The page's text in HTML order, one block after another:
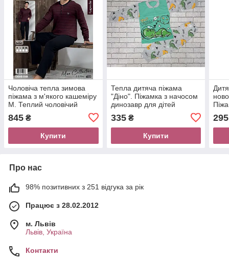
Чоловіча тепла зимова
піжама з м'якого кашеміру
М. Теплий чоловічий
845 ₴
Купити
Тепла дитяча піжама
"Діно". Піжамка з начосом
динозавр для дітей
335₴
Купити
295
Про нас
98% позитивних з 251 відгука за рік
Працює з 28.02.2012
м. Львів
Львів, Україна
Контакти